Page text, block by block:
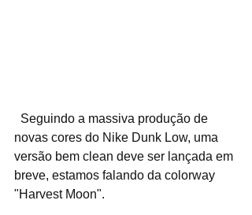
novas cores do Nike Dunk Low, uma
versão bem clean deve ser lançada em
breve, estamos falando da colorway
"Harvest Moon".